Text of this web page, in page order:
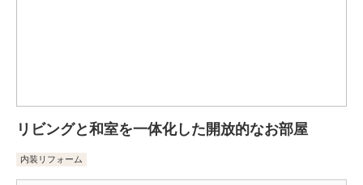
リビングと和室を一体化した開放的なお部屋
内装リフォーム